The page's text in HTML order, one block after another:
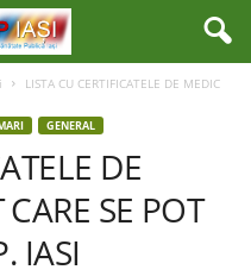
LISTA CU CERTIFICATELE DE MEDIC
GENERAL
DE
SE POT
IASI